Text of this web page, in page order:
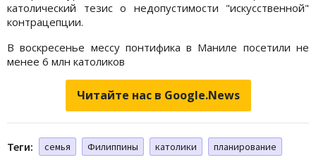
католический тезис о недопустимости "искусственной"
контрацепции.
В воскресенье мессу понтифика в Маниле посетили не
менее 6 млн католиков
Читайте нас в Google.News
Теги: семья Филиппины католики
планирование